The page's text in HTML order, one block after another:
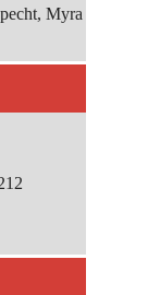
Myra